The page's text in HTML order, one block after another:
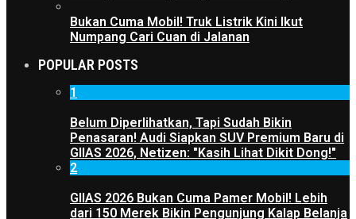
Bukan Cuma Mobil! Truk Listrik Kini Ikut
Numpang Cari Cuan di Jalanan
POPULAR POSTS
1
Belum Diperlihatkan, Tapi Sudah Bikin
Penasaran! Audi Siapkan SUV Premium Baru di
GIIAS 2026, Netizen: "Kasih Lihat Dikit Dong!"
2
GIIAS 2026 Bukan Cuma Pamer Mobil! Lebih
dari 150 Merek Bikin Pengunjung Kalap Belanja